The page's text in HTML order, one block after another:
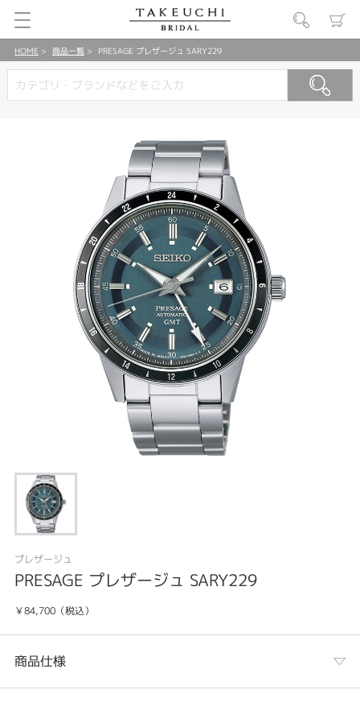
HOME 商品一覧 PRESAGE プレザージュ SARY229
プレザージュ
PRESAGE プレザージュ SARY229
￥84,700（税込）
商品仕様